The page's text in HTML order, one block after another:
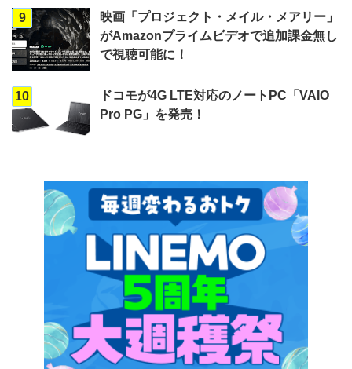
9
映画「プロジェクト・メイル・メアリー」
がAmazonプライムビデオで追加課金無し
で視聴可能に！
10
ドコモが4G LTE対応のノートPC「VAIO
Pro PG」を発売！